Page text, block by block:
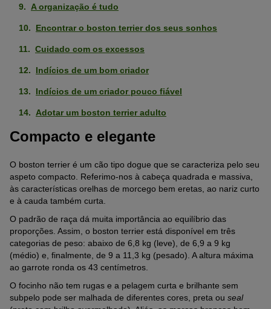
A organização é tudo
Encontrar o boston terrier dos seus sonhos
Cuidado com os excessos
Indícios de um bom criador
Indícios de um criador pouco fiável
Adotar um boston terrier adulto
Compacto e elegante
O boston terrier é um cão tipo dogue que se caracteriza pelo seu
aspeto compacto. Referimo-nos à cabeça quadrada e massiva,
às características orelhas de morcego bem eretas, ao nariz curto
e à cauda também curta.
O padrão de raça dá muita importância ao equilíbrio das
proporções. Assim, o boston terrier está disponível em três
categorias de peso: abaixo de 6,8 kg (leve), de 6,9 a 9 kg
(médio) e, finalmente, de 9 a 11,3 kg (pesado). A altura máxima
ao garrote ronda os 43 centímetros.
O focinho não tem rugas e a pelagem curta e brilhante sem
subpelo pode ser malhada de diferentes cores, preta ou seal